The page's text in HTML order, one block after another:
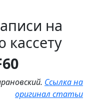
на
Ссылка на
оригинал статьи